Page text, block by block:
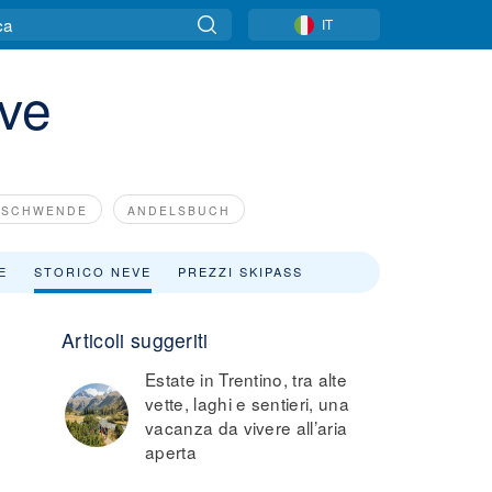
IT
ANDELSBUCH
STORICO NEVE PREZZI SKIPASS
Articoli suggeriti
Estate in Trentino, tra alte
vette, laghi e sentieri, una
vacanza da vivere all’aria
aperta